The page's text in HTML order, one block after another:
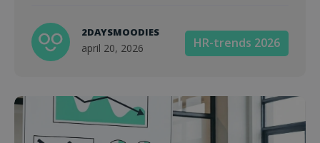
2DAYSMOODIES
april 20, 2026 HR-trends 2026